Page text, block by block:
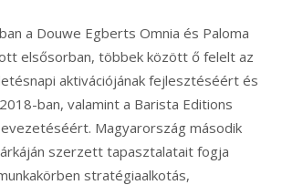
a Douwe Egberts Omnia és Paloma
elsősorban, többek között ő felelt az
aktivációjának fejlesztéséért és
ban, valamint a Barista Editions
Magyarország második
szerzett tapasztalatait fogja
stratégiaalkotás,